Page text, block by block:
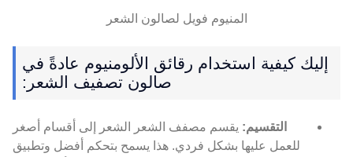
المنيوم فويل لصالون الشعر
إليك كيفية استخدام رقائق الألومنيوم عادةً في
صالون تصفيف الشعر:
التقسيم: يقسم مصفف الشعر الشعر إلى أقسام أصغر
للعمل عليها بشكل فردي. هذا يسمح بتحكم أفضل وتطبيق